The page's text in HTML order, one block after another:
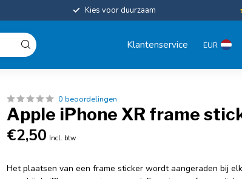
Kies voor duurzaam
Klantenservice EUR
0 beoordelingen
Apple iPhone XR frame
€2,50 Incl. btw
Het plaatsen van een frame sticker wordt aangeraden bij